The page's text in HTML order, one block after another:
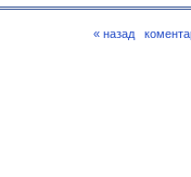
« назад